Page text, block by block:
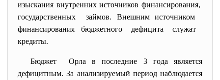
изыскания внутренних источников финансирования,
государственных займов. Внешним источником
финансирования бюджетного дефицита служат
кредиты.
Бюджет Орла в последние 3 года является
дефицитным. За анализируемый период наблюдается